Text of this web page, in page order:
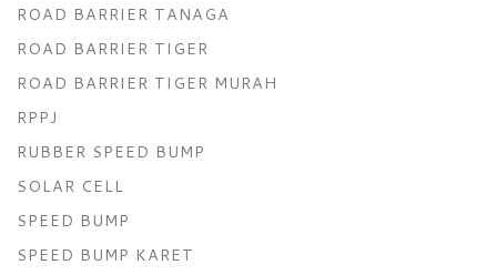
ROAD BARRIER TANAGA
ROAD BARRIER TIGER
ROAD BARRIER TIGER MURAH
RPPJ
RUBBER SPEED BUMP
SOLAR CELL
SPEED BUMP
SPEED BUMP KARET